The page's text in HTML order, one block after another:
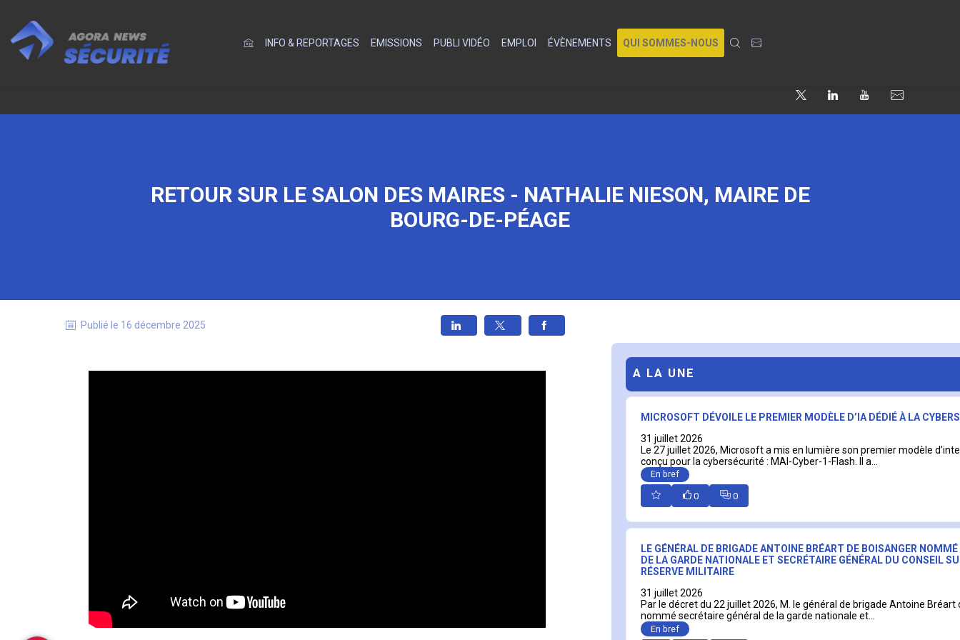
INFO & REPORTAGES EMISSIONS PUBLI VIDÉO EMPLOI ÉVÈNEMENTS QUI SOMMES-NOUS
RETOUR SUR LE SALON DES MAIRES - NATHALIE NIESON, MAIRE DE
BOURG-DE-PÉAGE
Publié le 16 décembre 2025
A LA UNE
MICROSOFT DÉVOILE LE PREMIER MODÈLE D’IA DÉDIÉ À LA
31 juillet 2026
Le 27 juillet 2026, Microsoft a mis en lumière son premier modèle
conçu pour la cybersécurité : MAI-Cyber-1-Flash. Il a...
En bref
0 0
LE GÉNÉRAL DE BRIGADE ANTOINE BRÉART DE BOISANGER
DE LA GARDE NATIONALE ET SECRÉTAIRE GÉNÉRAL DU CONSEIL
RÉSERVE MILITAIRE
31 juillet 2026
Par le décret du 22 juillet 2026, M. le général de brigade Antoine Bréart
nommé secrétaire général de la garde nationale et...
En bref